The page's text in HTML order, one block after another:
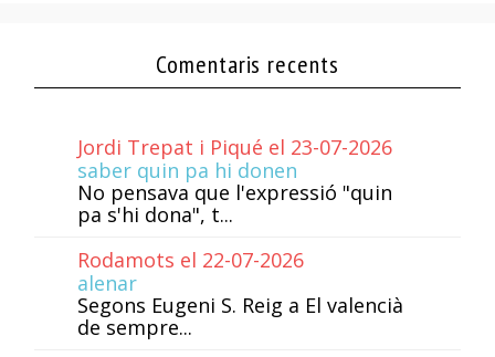
Comentaris recents
Jordi Trepat i Piqué el 23-07-2026
saber quin pa hi donen
No pensava que l'expressió "quin
pa s'hi dona", t...
Rodamots el 22-07-2026
alenar
Segons Eugeni S. Reig a El valencià
de sempre...